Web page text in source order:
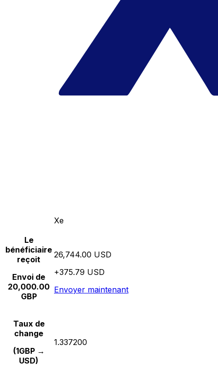
Xe
Le
bénéficiaire
reçoit
Envoi de
20,000.00
GBP
26,744.00 USD
+375.79 USD
Envoyer maintenant
Taux de
change
(1GBP →
USD)
1.337200